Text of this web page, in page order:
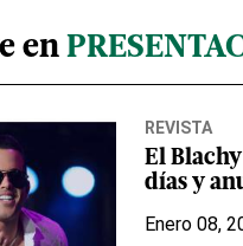
en
REVISTA
El
días y
Enero 08,